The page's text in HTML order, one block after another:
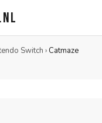
.NL
Switch › Catmaze